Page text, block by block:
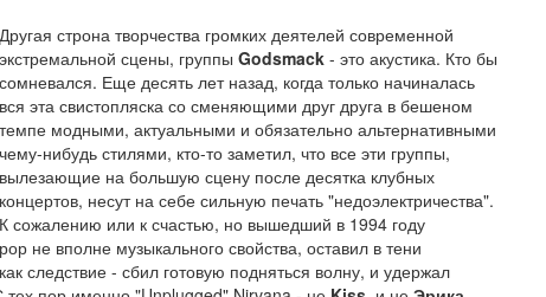
Другая строна творчества громких деятелей современной
экстремальной сцены, группы Godsmack- это акустика. Кто бы
сомневался. Еще десять лет назад, когда только начиналась
вся эта свистопляска со сменяющими друг друга в бешеном
темпе модными, актуальными и обязательно альтернативными
чему-нибудь стилями, кто-то заметил, что все эти группы,
вылезающие на большую сцену после десятка клубных
концертов, несут на себе сильную печать "недоэлектричества".
К сожалению или к счастью, но вышедший в 1994 году
не вполне музыкального свойства, оставил в тени
следствие - сбил готовую подняться волну, и удержал